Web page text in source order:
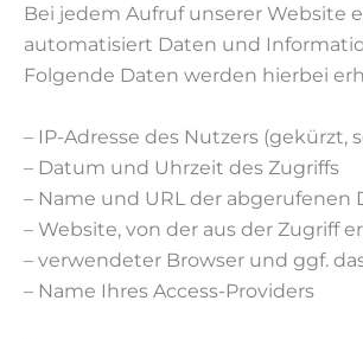
Bei jedem Aufruf unserer Website
automatisiert Daten und
Folgende Daten werden hierbei
– IP-Adresse des Nutzers
– Datum und Uhrzeit des Zugriffs
– Name und URL der abgerufenen
– Website, von der aus der Zugriff
– verwendeter Browser und ggf.
– Name Ihres Access-Providers